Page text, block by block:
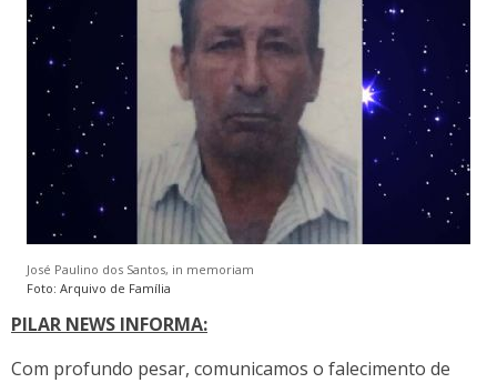
José Paulino dos Santos, in memoriam
Foto: Arquivo de Família
PILAR NEWS INFORMA:
Com profundo pesar, comunicamos o falecimento de